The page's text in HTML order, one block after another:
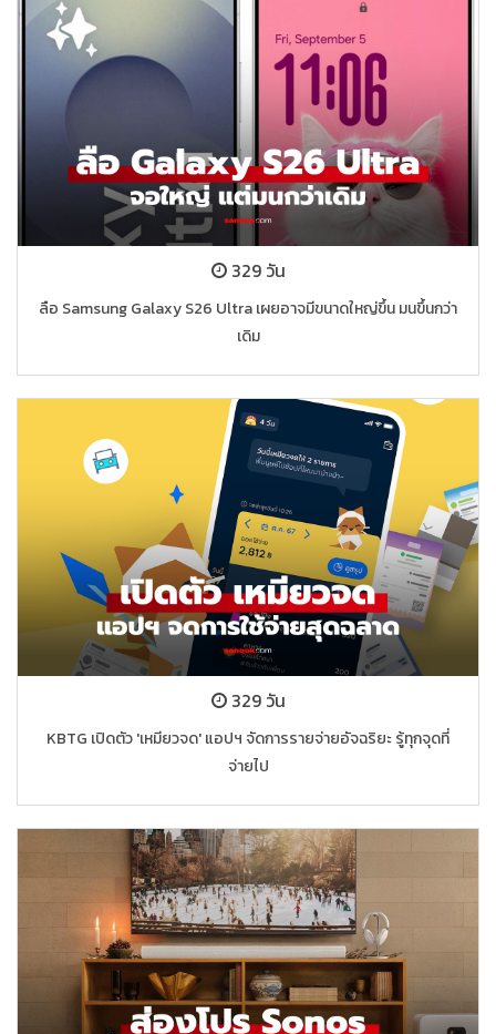
329 วัน
ลือ Samsung Galaxy S26 Ultra เผยอาจมีขนาดใหญ่ขึ้น มนขึ้นกว่า
เดิม
329 วัน
KBTG เปิดตัว 'เหมียวจด' แอปฯ จัดการรายจ่ายอัจฉริยะ รู้ทุกจุดที่
จ่ายไป